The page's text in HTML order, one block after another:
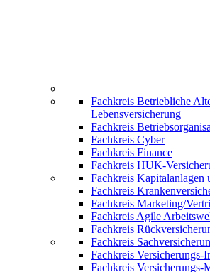
Fachkreis Betriebliche
Lebensversicherung
Fachkreis
Fachkreis Cyber
Fachkreis Finance
Fachkreis HUK-
Fachkreis Kapitalanlagen
Fachkreis
Fachkreis Marketing/
Fachkreis Agile
Fachkreis
Fachkreis
Fachkreis Versicherungs-
Fachkreis Versicherungs-